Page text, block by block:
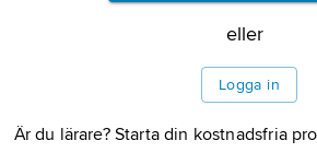
eller
Logga in
Är du lärare? Starta din kostnadsfria